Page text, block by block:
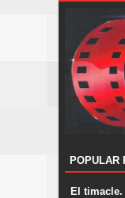
POPULAR
El